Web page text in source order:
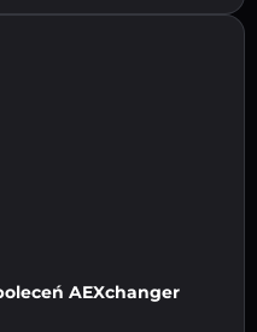
AEXchanger